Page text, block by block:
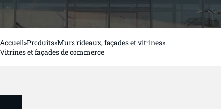
Accueil»Produits»Murs rideaux, façades et vitrines»
Vitrines et façades de commerce